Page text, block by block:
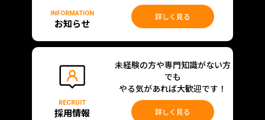
INFORMATION
お知らせ
詳しく見る
RECRUIT
採用情報
未経験の方や専門知識がない方
でも
やる気があれば大歓迎です！
詳しく見る